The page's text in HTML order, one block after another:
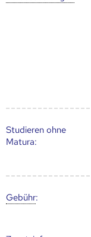
Studieren ohne
Matura:
Gebühr: